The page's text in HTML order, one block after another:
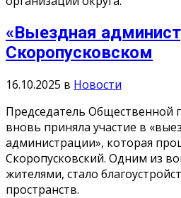
«Выездная
Скоропусковском
16.10.2025 в Новости
Председатель Общественной
вновь приняла участие в
администрации», которая
Скоропусковский. Одним из
жителями, стало
пространств.